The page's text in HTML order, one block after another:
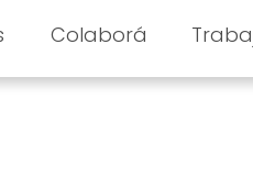
Colaborá